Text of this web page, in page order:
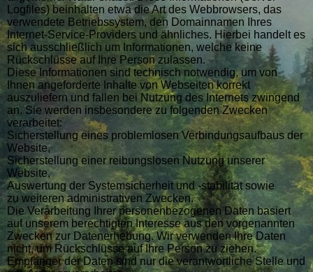
Logfiles) beinhalten etwa die Art des Webbrowsers, das
verwendete Betriebssystem, den Domainnamen Ihres
Internet-Service-Providers und ähnliches. Hierbei handelt es
sich ausschließlich um Informationen, welche keine
Rückschlüsse auf Ihre Person zulassen.
Diese Informationen sind technisch notwendig, um von
Ihnen angeforderte Inhalte von Webseiten korrekt
auszuliefern und fallen bei Nutzung des Internets zwingend
an. Sie werden insbesondere zu folgenden Zwecken
verarbeitet:
Sicherstellung eines problemlosen Verbindungsaufbaus der
Website,
Sicherstellung einer reibungslosen Nutzung unserer
Website,
Auswertung der Systemsicherheit und -stabilität sowie
zu weiteren administrativen Zwecken.
Die Verarbeitung Ihrer personenbezogenen Daten basiert
auf unserem berechtigten Interesse aus den vorgenannten
Zwecken zur Datenerhebung. Wir verwenden Ihre Daten
nicht, um Rückschlüsse auf Ihre Person zu ziehen.
Empfänger der Daten sind nur die verantwortliche Stelle und